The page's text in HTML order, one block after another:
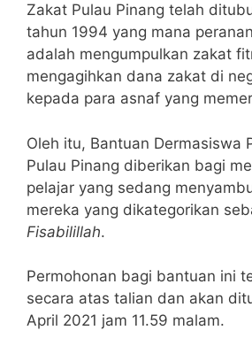
Zakat Pulau Pinang telah
tahun 1994 yang mana
adalah mengumpulkan zakat
mengagihkan dana zakat di
kepada para asnaf yang
Oleh itu, Bantuan Dermasiswa
Pulau Pinang diberikan bagi
pelajar yang sedang
mereka yang dikategorikan
Fisabilillah.
Permohonan bagi bantuan ini
secara atas talian dan akan
April 2021 jam 11.59 malam.